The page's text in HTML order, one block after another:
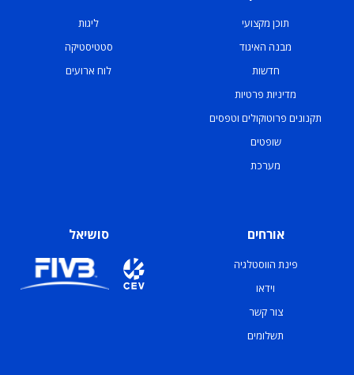
תוכן מקצועי
מבנה האיגוד
חדשות
מדיניות פרטיות
תקנונים פרוטוקולים וטפסים
שופטים
מערכת
ליגות
סטטיסטיקה
לוח ארועים
אורחים
פינת הווסטלגיה
וידאו
צור קשר
תשלומים
סושיאל